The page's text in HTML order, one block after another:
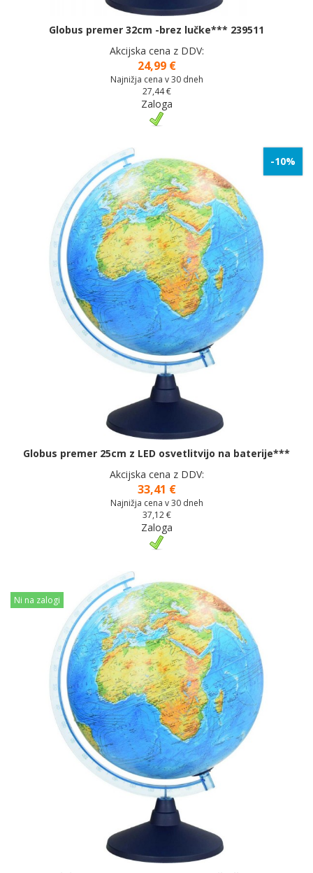
Globus premer 32cm -brez lučke*** 239511
Akcijska cena z DDV:
24,99 €
Najnižja cena v 30 dneh
27,44 €
Zaloga
-10%
Globus premer 25cm z LED osvetlitvijo na baterije***
Akcijska cena z DDV:
33,41 €
Najnižja cena v 30 dneh
37,12 €
Zaloga
Ni na zalogi